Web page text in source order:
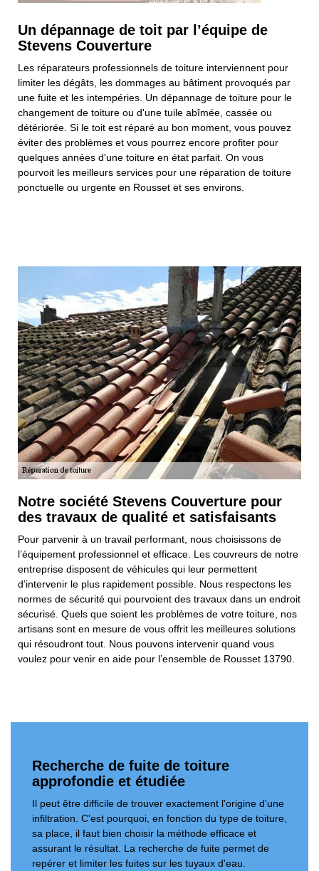
Un dépannage de toit par l’équipe de
Stevens Couverture
Les réparateurs professionnels de toiture interviennent pour
limiter les dégâts, les dommages au bâtiment provoqués par
une fuite et les intempéries. Un dépannage de toiture pour le
changement de toiture ou d'une tuile abîmée, cassée ou
détériorée. Si le toit est réparé au bon moment, vous pouvez
éviter des problèmes et vous pourrez encore profiter pour
quelques années d'une toiture en état parfait. On vous
pourvoit les meilleurs services pour une réparation de toiture
ponctuelle ou urgente en Rousset et ses environs.
Notre société Stevens Couverture pour
des travaux de qualité et satisfaisants
Pour parvenir à un travail performant, nous choisissons de
l’équipement professionnel et efficace. Les couvreurs de notre
entreprise disposent de véhicules qui leur permettent
d’intervenir le plus rapidement possible. Nous respectons les
normes de sécurité qui pourvoient des travaux dans un endroit
sécurisé. Quels que soient les problèmes de votre toiture, nos
artisans sont en mesure de vous offrit les meilleures solutions
qui résoudront tout. Nous pouvons intervenir quand vous
voulez pour venir en aide pour l’ensemble de Rousset 13790.
Recherche de fuite de toiture
approfondie et étudiée
Il peut être difficile de trouver exactement l'origine d'une
infiltration. C'est pourquoi, en fonction du type de toiture,
sa place, il faut bien choisir la méthode efficace et
assurant le résultat. La recherche de fuite permet de
repérer et limiter les fuites sur les tuyaux d'eau.